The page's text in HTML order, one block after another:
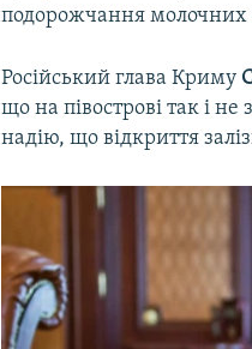
подорожчання молочних
Російський глава Криму
що на півострові так і
надію, що відкриття